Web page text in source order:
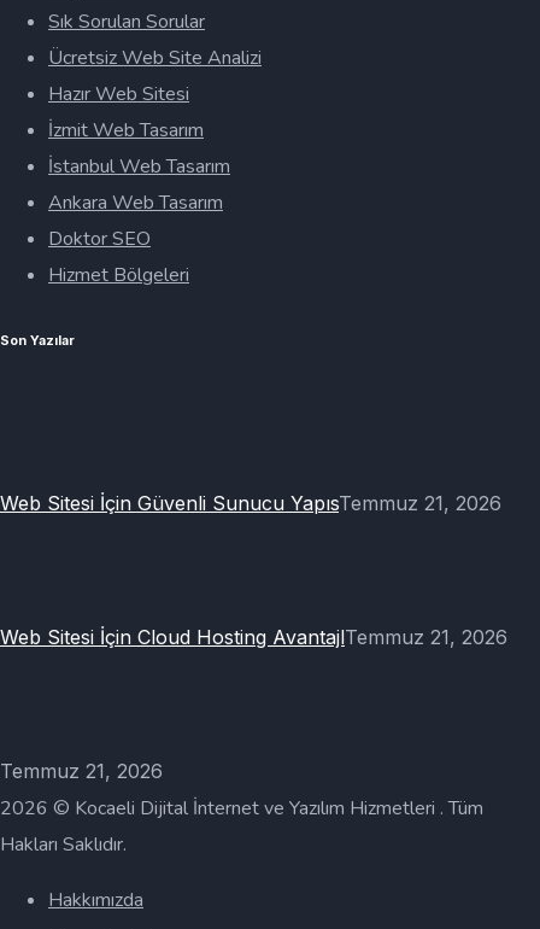
Sık Sorulan Sorular
Ücretsiz Web Site Analizi
Hazır Web Sitesi
İzmit Web Tasarım
İstanbul Web Tasarım
Ankara Web Tasarım
Doktor SEO
Hizmet Bölgeleri
Son Yazılar
Web Sitesi İçin Güvenli Sunucu YapısTemmuz 21, 2026
Web Sitesi İçin Cloud Hosting AvantajlTemmuz 21, 2026
Temmuz 21, 2026
2026 © Kocaeli Dijital İnternet ve Yazılım Hizmetleri . Tüm
Hakları Saklıdır.
Hakkımızda